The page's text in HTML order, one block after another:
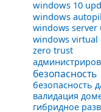
windows 10
windows
windows server
windows virtual
zero trust
безопасность
безопасность
валидация
гибридное